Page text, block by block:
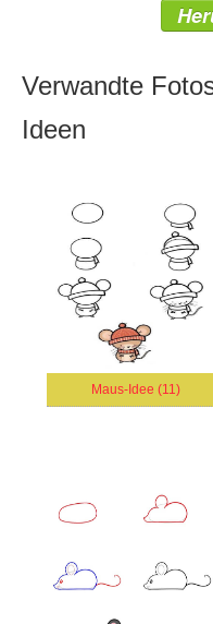
Verwandte
Ideen
Maus-Idee (11)